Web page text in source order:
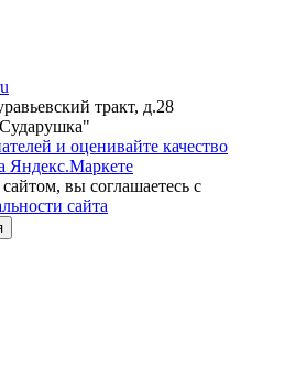
тракт, д.28
вы соглашаетесь с
сайта